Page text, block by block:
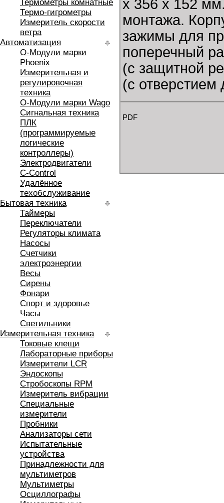
Термометры комнатные
Термо-гигрометры
Измеритель скорости
ветра
Автоматизация
O-Модули марки
Phoenix
Измерительная и
регулировочная
техника
O-Модули марки Wago
Сигнальная техника
ПЛК
(программируемые
логические
контроллеры)
Электродвигатели
C-Control
Удалённое
техобслуживание
Бытовая техника
Таймеры
Переключатели
Регуляторы климата
Насосы
Счетчики
электроэнергии
Весы
Сирены
Фонари
Спорт и здоровье
Часы
Светильники
Измерительная техника
Токовые клещи
Лабораторные приборы
Измерители LCR
Эндоскопы
Стробоскопы RPM
Измеритель вибрации
Специальные
измерители
Пробники
Анализаторы сети
Испытательные
устройства
Принадлежности для
мультиметров
Мультиметры
Осциллографы
x 356 x 152
монтажа.
зажимы для
поперечный
(с защитной
(с отверстием
PDF